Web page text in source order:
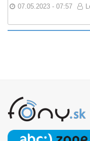
07.05.2023 - 07:57